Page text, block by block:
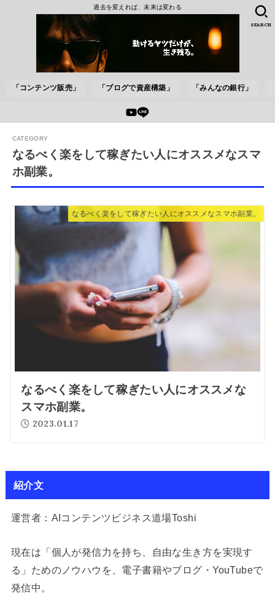
過去を変えれば、未来は変わる
「コンテンツ販売」 「ブログで資産構築」 「みんなの銀行」
SEARCH
なるべく楽をして稼ぎたい人にオススメなスマ
ホ副業。
なるべく楽をして稼ぎたい人にオススメなスマホ副業。
なるべく楽をして稼ぎたい人にオススメな
スマホ副業。
2023.01.17
紹介文
運営者：AIコンテンツビジネス道場Toshi
現在は「個人が発信力を持ち、自由な生き方を実現す
る」ためのノウハウを、電子書籍やブログ・YouTubeで
発信中。